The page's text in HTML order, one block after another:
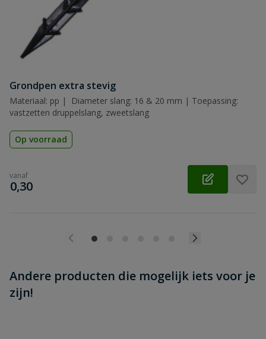
Beoordeling
Beoordeling versturen
Grondpen extra stevig
Materiaal: pp | Diameter slang: 16 & 20 mm | Toepassing:
vastzetten druppelslang, zweetslang
Op voorraad
vanaf
€
0,30
Andere producten die mogelijk iets voor je
zijn!